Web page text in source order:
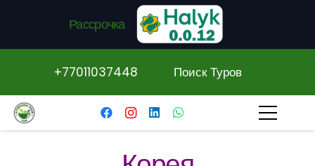
Рассрочка
+77011037448 Поиск Туров